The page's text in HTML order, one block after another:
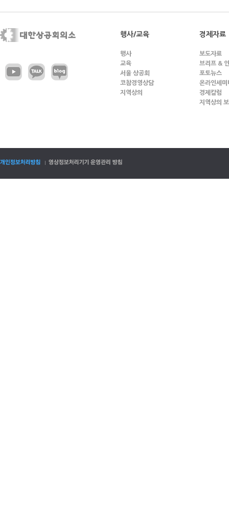
행사/교육
행사
교육
서울 상공회
코참경영상담
지역상의
경제자료
보도자료
브리프 &
포토뉴스
온라인세미
경제칼럼
지역상의